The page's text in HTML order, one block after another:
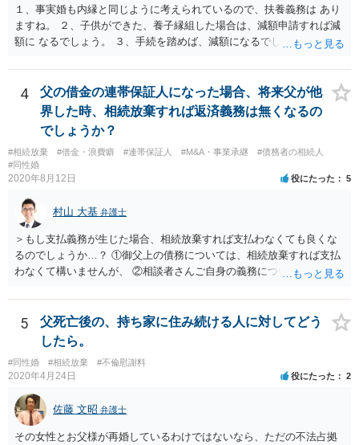
１、事実婚も内縁と同じように考えられているので、扶養義務は あり
ますね。 ２、子供ができた、養子縁組した場合は、減額申請すれば減
額に なるでしょう。 ３、手続を踏めば、減額になるでしょう。 ４、
しょう。 いろいろ議論のあるところですが、実務は上記のような運用
でしょう。
4
父の借金の連帯保証人になった場合、将来父が他
界した時、相続放棄すれば返済義務は無くなるの
でしょうか？
#相続放棄 #借金・浪費癖 #連帯保証人 #M&A・事業承継
#債務者の相続人
#同性婚
2020年8月12日 役にたった 5
村山 大基 弁護士
＞もし支払義務が生じた場合、相続放棄すれば支払わなくても良くな
るのでしょうか…？ ①御父上の債務については、相続放棄すれば支払
わなくて構いませんが、 ②相談者さんご自身の義務については、契約
いないので何とも言えません。 そもそも、何の義務も負わないなら、
印鑑証明まで用意して推定相続人にサインさせる意味もないような気
がします。 もし何らかの義務を相続放棄しても負う内容だと困ります
ので、契約書の文面を持って、弁護士に相談に行かれることをお勧め
します。
5
父死亡後の、持ち家に住み続ける人に対してどう
したら。
#同性婚 #相続放棄 #不倫慰謝料
2020年4月24日 役にたった 2
佐藤 文昭 弁護士
その女性とお父様が再婚しているわけではないなら、ただの不法占拠